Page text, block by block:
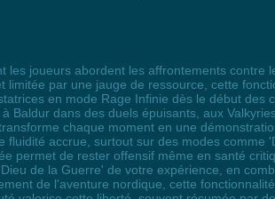
les joueurs abordent les affrontements contre
par une jauge de ressource, cette
en mode Rage Infinie dès le début des
Baldur dans des duels épuisants, aux
chaque moment en une
accrue, surtout sur des modes comme
permet de rester offensif même en santé
de la Guerre' de votre expérience, en
de l'aventure nordique, cette